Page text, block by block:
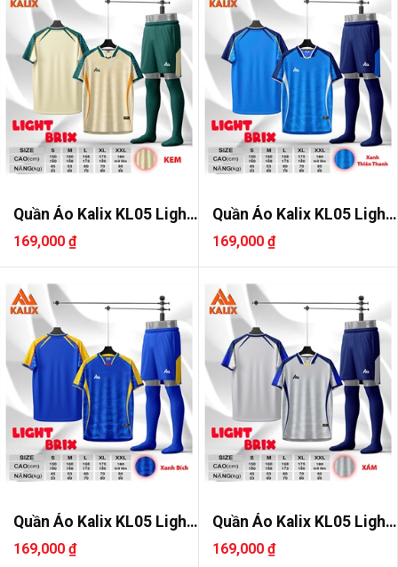
Quần Áo Kalix KL05 Light
Bri..
169,000 ₫
Quần Áo Kalix KL05 Light
Bri..
169,000 ₫
Quần Áo Kalix KL05 Light
Bri..
169,000 ₫
Quần Áo Kalix KL05 Light
Bri..
169,000 ₫